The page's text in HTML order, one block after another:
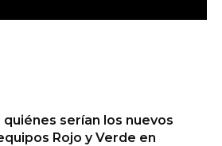
quiénes serían los nuevos
Rojo y Verde en